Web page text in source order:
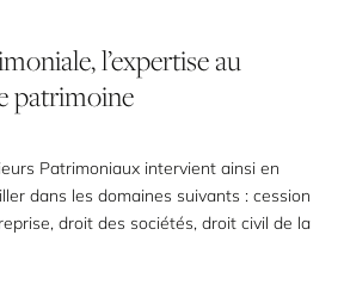
l’expertiseau
patrimoine
Patrimoniaux intervient ainsi en
dans les domaines suivants : cession
droit des sociétés, droit civil de la